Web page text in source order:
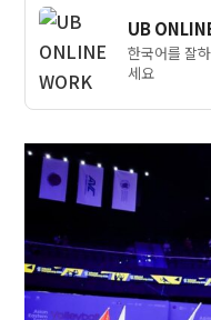
UB
한국어를 잘
세요